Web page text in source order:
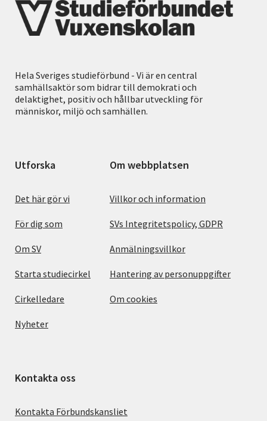
Hela Sveriges studieförbund - Vi är en central
samhällsaktör som bidrar till demokrati och
delaktighet, positiv och hållbar utveckling för
människor, miljö och samhällen.
Utforska
Det här gör vi
För dig som
Om SV
Starta studiecirkel
Cirkelledare
Nyheter
Om webbplatsen
Villkor och information
SVs Integritetspolicy, GDPR
Anmälningsvillkor
Hantering av personuppgifter
Om cookies
Kontakta oss
Kontakta Förbundskansliet